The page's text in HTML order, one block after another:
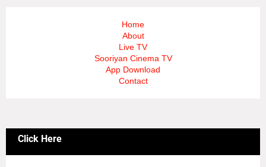
Home
About
Live TV
Sooriyan Cinema TV
App Download
Contact
Click Here